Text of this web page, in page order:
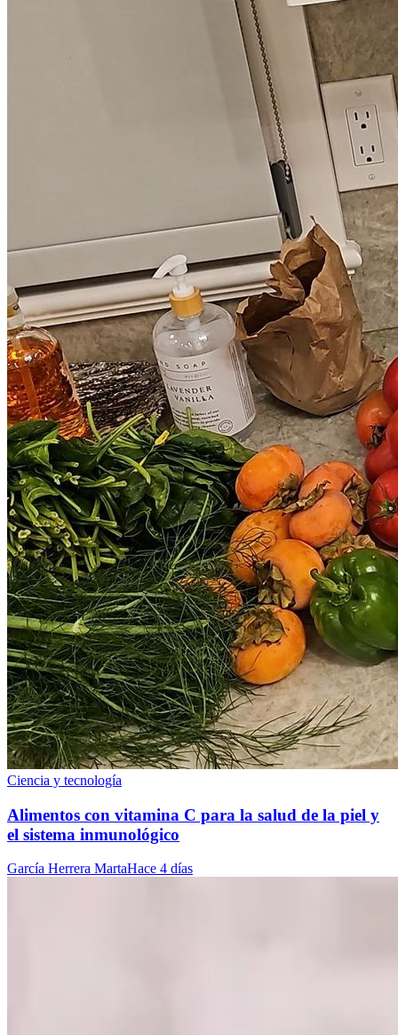
Ciencia y tecnología
Alimentos con vitamina C para la salud de la piel y
el sistema inmunológico
García Herrera MartaHace 4 días